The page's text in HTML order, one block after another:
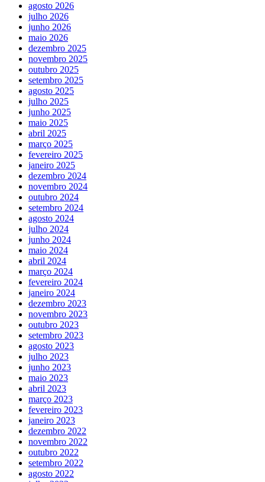
agosto 2026
julho 2026
junho 2026
maio 2026
dezembro 2025
novembro 2025
outubro 2025
setembro 2025
agosto 2025
julho 2025
junho 2025
maio 2025
abril 2025
março 2025
fevereiro 2025
janeiro 2025
dezembro 2024
novembro 2024
outubro 2024
setembro 2024
agosto 2024
julho 2024
junho 2024
maio 2024
abril 2024
março 2024
fevereiro 2024
janeiro 2024
dezembro 2023
novembro 2023
outubro 2023
setembro 2023
agosto 2023
julho 2023
junho 2023
maio 2023
abril 2023
março 2023
fevereiro 2023
janeiro 2023
dezembro 2022
novembro 2022
outubro 2022
setembro 2022
agosto 2022